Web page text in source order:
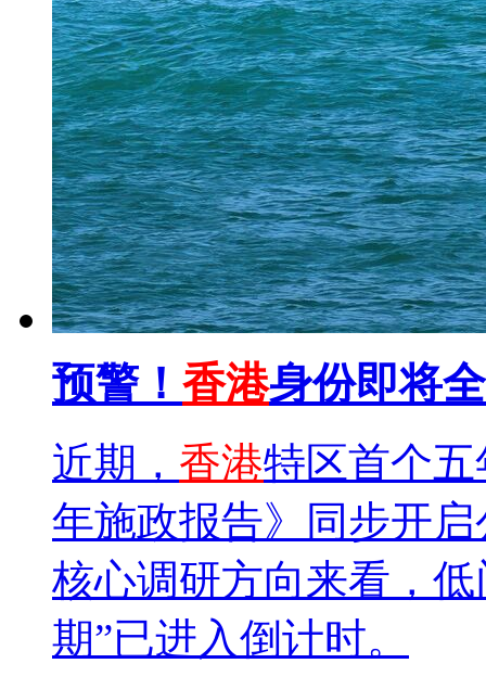
预警！ 香港身份即将
近期， 香港特区首个五
年施政报告》同步开
核心调研方向来看，
期”已进入倒计时。